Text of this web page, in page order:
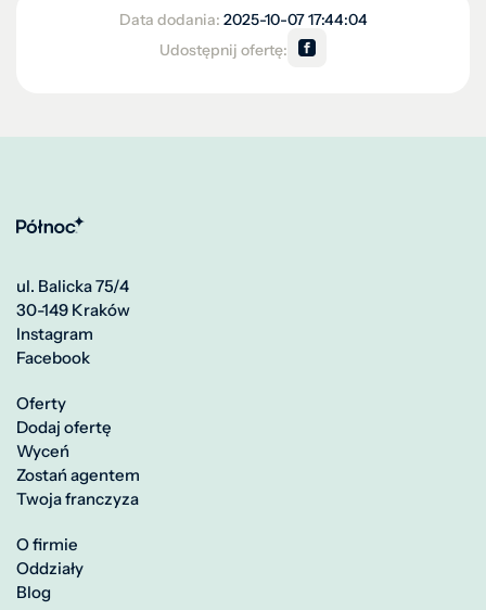
Data dodania: 2025-10-07 17:44:04
Udostępnij ofertę:
ul. Balicka 75/4
30-149 Kraków
Instagram
Facebook
Oferty
Dodaj ofertę
Wyceń
Zostań agentem
Twoja franczyza
O firmie
Oddziały
Blog